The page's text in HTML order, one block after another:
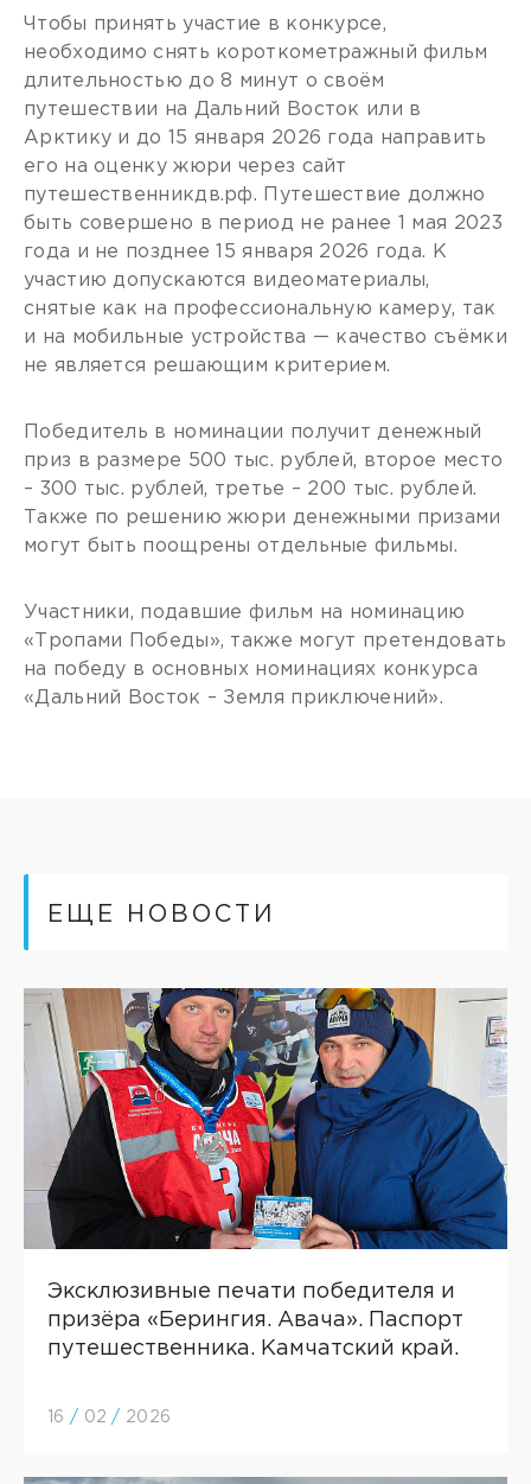
Чтобы принять участие в конкурсе,
необходимо снять короткометражный фильм
длительностью до 8 минут о своём
путешествии на Дальний Восток или в
Арктику и до 15 января 2026 года направить
его на оценку жюри через сайт
путешественникдв.рф. Путешествие должно
быть совершено в период не ранее 1 мая 2023
года и не позднее 15 января 2026 года. К
участию допускаются видеоматериалы,
снятые как на профессиональную камеру, так
и на мобильные устройства — качество съёмки
не является решающим критерием.
Победитель в номинации получит денежный
приз в размере 500 тыс. рублей, второе место
– 300 тыс. рублей, третье – 200 тыс. рублей.
Также по решению жюри денежными призами
могут быть поощрены отдельные фильмы.
Участники, подавшие фильм на номинацию
«Тропами Победы», также могут претендовать
на победу в основных номинациях конкурса
«Дальний Восток – Земля приключений».
ЕЩЕ НОВОСТИ
Эксклюзивные печати победителя и
призёра «Берингия. Авача». Паспорт
путешественника. Камчатский край.
16 / 02 / 2026